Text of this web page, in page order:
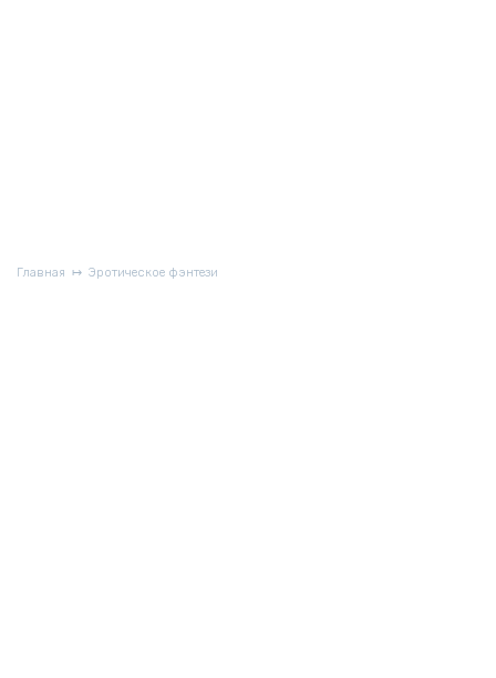
Главная Эротическое фэнтези